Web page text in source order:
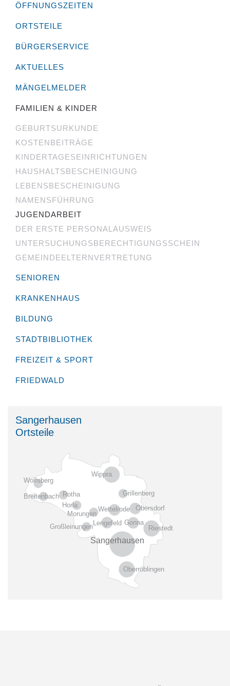
ÖFFNUNGSZEITEN
ORTSTEILE
BÜRGERSERVICE
AKTUELLES
MÄNGELMELDER
FAMILIEN & KINDER
GEBURTSURKUNDE
KOSTENBEITRÄGE
KINDERTAGESEINRICHTUNGEN
HAUSHALTSBESCHEINIGUNG
LEBENSBESCHEINIGUNG
NAMENSFÜHRUNG
JUGENDARBEIT
DER ERSTE PERSONALAUSWEIS
UNTERSUCHUNGS­BERECHTIGUNGS­SCHEIN
GEMEINDEELTERNVERTRETUNG
SENIOREN
KRANKENHAUS
BILDUNG
STADTBIBLIOTHEK
FREIZEIT & SPORT
FRIEDWALD
Sangerhausen
Ortsteile
Riestedt
Gonna
Obersdorf
Grillenberg
Wippra
Wolfsberg
Rotha
Breitenbach
Horla
Morungen
Wettelrode
Lengefeld
Großleinungen
Sangerhausen
Oberröblingen